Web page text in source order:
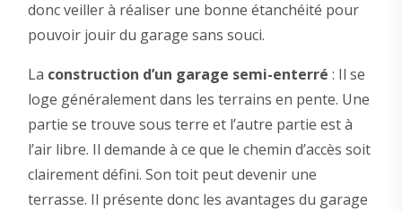
donc veiller à réaliser une bonne étanchéité pour
pouvoir jouir du garage sans souci.
La construction d’un garage semi-enterré : Il se
loge généralement dans les terrains en pente. Une
partie se trouve sous terre et l’autre partie est à
l’air libre. Il demande à ce que le chemin d’accès soit
clairement défini. Son toit peut devenir une
terrasse. Il présente donc les avantages du garage